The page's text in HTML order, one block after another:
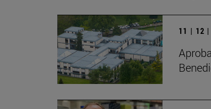
11 | 12